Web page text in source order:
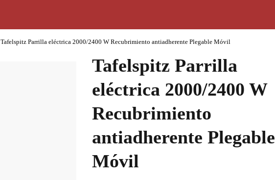
Tafelspitz Parrilla eléctrica 2000/2400 W Recubrimiento antiadherente Plegable Móvil
Tafelspitz Parrilla
eléctrica 2000/2400 W
Recubrimiento
antiadherente Plegable
Móvil